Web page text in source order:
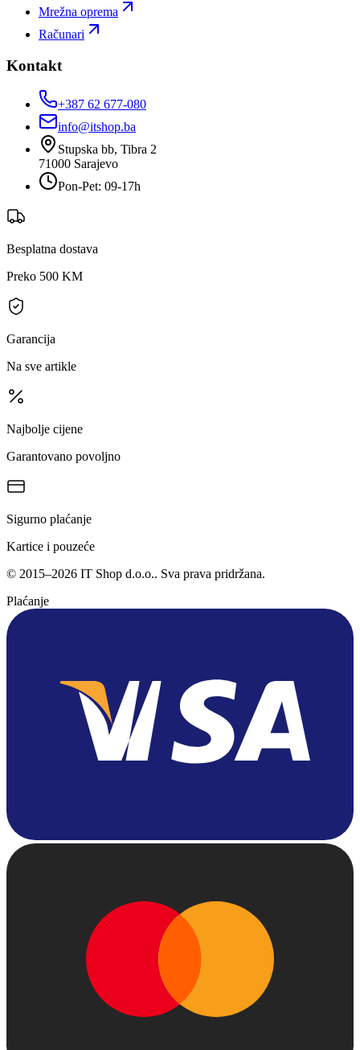
Mrežna oprema
Računari
Kontakt
+387 62 677-080
info@itshop.ba
Stupska bb, Tibra 2
71000 Sarajevo
Pon-Pet: 09-17h
Besplatna dostava
Preko 500 KM
Garancija
Na sve artikle
Najbolje cijene
Garantovano povoljno
Sigurno plaćanje
Kartice i pouzeće
© 2015–2026 IT Shop d.o.o.. Sva prava pridržana.
Plaćanje